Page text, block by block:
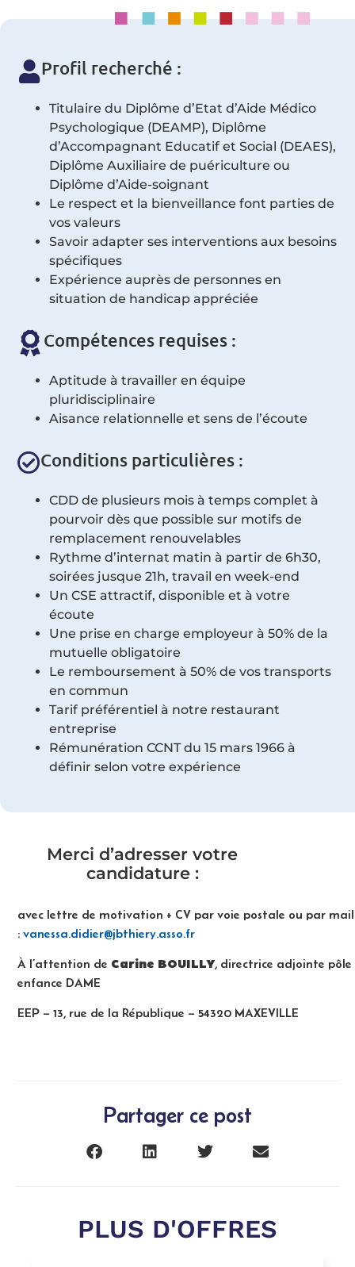
Profil recherché :
Titulaire du Diplôme d’Etat d’Aide Médico
Psychologique (DEAMP), Diplôme
d’Accompagnant Educatif et Social (DEAES),
Diplôme Auxiliaire de puériculture ou
Diplôme d’Aide-soignant
Le respect et la bienveillance font parties de
vos valeurs
Savoir adapter ses interventions aux besoins
spécifiques
Expérience auprès de personnes en
situation de handicap appréciée
Compétences requises :
Aptitude à travailler en équipe
pluridisciplinaire
Aisance relationnelle et sens de l’écoute
Conditions particulières :
CDD de plusieurs mois à temps complet à
pourvoir dès que possible sur motifs de
remplacement renouvelables
Rythme d’internat matin à partir de 6h30,
soirées jusque 21h, travail en week-end
Un CSE attractif, disponible et à votre
écoute
Une prise en charge employeur à 50% de la
mutuelle obligatoire
Le remboursement à 50% de vos transports
en commun
Tarif préférentiel à notre restaurant
entreprise
Rémunération CCNT du 15 mars 1966 à
définir selon votre expérience
Merci d’adresser votre
candidature :
avec lettre de motivation + CV par voie postale ou par mail
:vanessa.didier@jbthiery.asso.fr
À l’attention de Carine BOUILLY, directrice adjointe pôle
enfance DAME
EEP – 13, rue de la République – 54320 MAXEVILLE
Partager ce post
PLUS D'OFFRES